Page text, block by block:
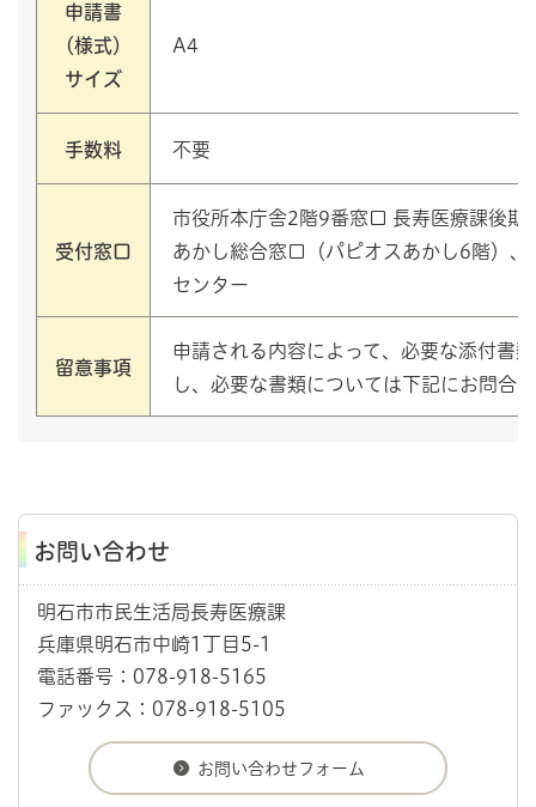
申請書
（様式）
サイズ
A4
手数料 不要
受付窓口
市役所本庁舎2階9番窓口 長寿医療課後期
あかし総合窓口（パピオスあかし6階）
センター
留意事項
申請される内容によって、必要な添付書
し、必要な書類については下記にお問合
お問い合わせ
明石市市民生活局長寿医療課
兵庫県明石市中崎1丁目5-1
電話番号：078-918-5165
ファックス：078-918-5105